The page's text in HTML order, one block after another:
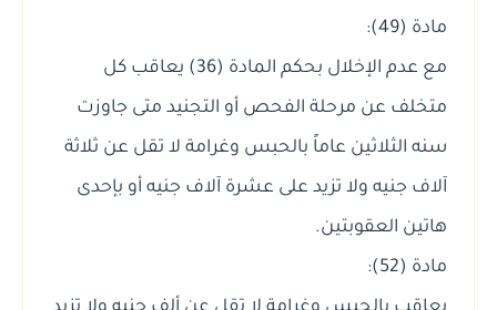
مادة (49):
مع عدم الإخلال بحكم المادة (36) يعاقب كل
متخلف عن مرحلة الفحص أو التجنيد متى جاوزت
سنه الثلاثين عاماً بالحبس وغرامة لا تقل عن ثلاثة
آلاف جنيه ولا تزيد على عشرة آلاف جنيه أو بإحدى
هاتين العقوبتين.
مادة (52):